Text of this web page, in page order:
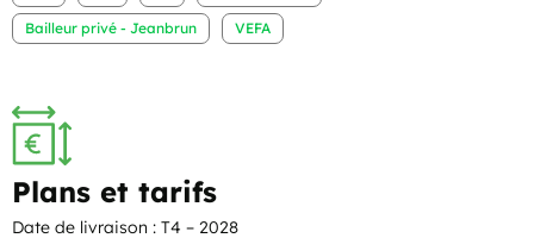
Bailleur privé - Jeanbrun VEFA
Plans et tarifs
Date de livraison : T4 – 2028